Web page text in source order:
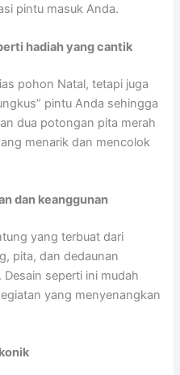
pintu masuk Anda.
hadiah yang cantik
pohon Natal, tetapi juga
pintu Anda sehingga
dua potongan pita merah
menarik dan mencolok
dan keanggunan
yang terbuat dari
pita, dan dedaunan
seperti ini mudah
yang menyenangkan